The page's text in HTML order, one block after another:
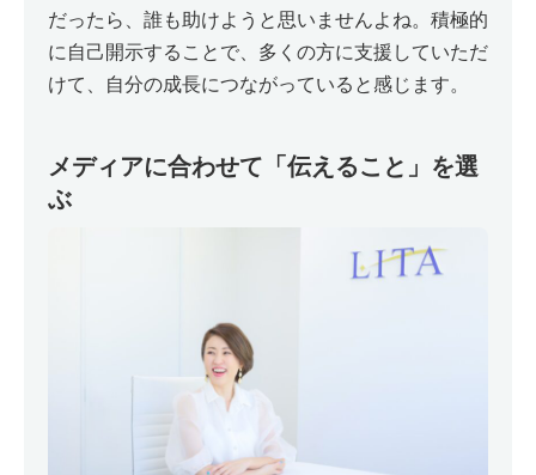
だったら、誰も助けようと思いませんよね。積極的
に自己開示することで、多くの方に支援していただ
けて、自分の成長につながっていると感じます。
メディアに合わせて「伝えること」を選
ぶ